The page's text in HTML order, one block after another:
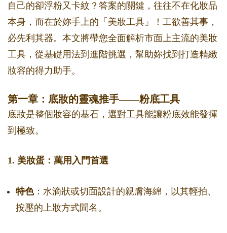
自己的卻浮粉又卡紋？答案的關鍵，往往不在化妝品
本身，而在於妳手上的「美妝工具」！工欲善其事，
必先利其器。本文將帶您全面解析市面上主流的美妝
工具，從基礎用法到進階挑選，幫助妳找到打造精緻
妝容的得力助手。
第一章：底妝的靈魂推手——粉底工具
底妝是整個妝容的基石，選對工具能讓粉底效能發揮
到極致。
1. 美妝蛋：萬用入門首選
特色：水滴狀或切面設計的親膚海綿，以其輕拍、
按壓的上妝方式聞名。